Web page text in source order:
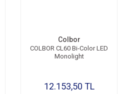
Colbor
COLBOR CL60 Bi-Color LED
Monolight
12.153,50 TL